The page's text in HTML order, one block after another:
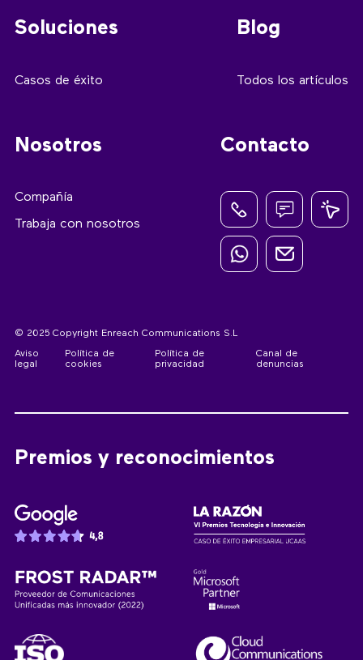
Soluciones
Casos de éxito
Blog
Todos los artículos
Nosotros
Compañía
Trabaja con nosotros
Contacto
© 2025 Copyright Enreach Communications S.L
Aviso
legal
Política de
cookies
Política de
privacidad
Canal de
denuncias
Premios y reconocimientos